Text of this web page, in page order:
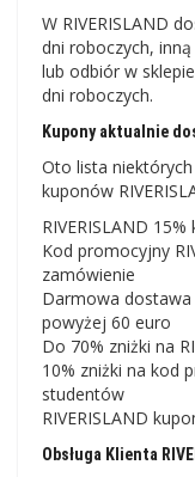
W RIVERISLAND
dni roboczych,
lub odbiór w
dni roboczych.
Kupony aktualnie
Oto lista
kuponów
RIVERISLAND
Kod promocyjny
zamówienie
Darmowa dostawa
powyżej 60 euro
Do 70% zniżki na
10% zniżki na kod
studentów
RIVERISLAND
Obsługa Klienta